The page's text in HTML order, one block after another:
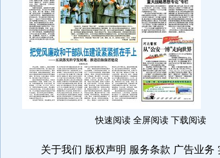
快速阅读 全屏阅读 下载阅读
关于我们 版权声明 服务条款 广告业务